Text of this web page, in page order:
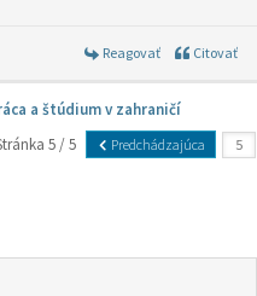
Reagovať Citovať
a štúdium v zahraničí
5 / 5
Predchádzajúca